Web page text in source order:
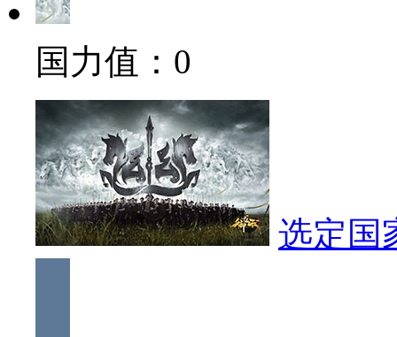
国力值： 0
选定国